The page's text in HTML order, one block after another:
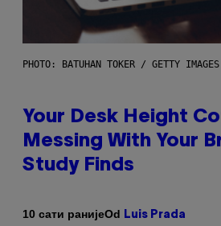
PHOTO: BATUHAN TOKER / GETTY IMAGES
Your Desk Height
Messing With Your
Study Finds
10 сати ранијеOd Luis Prada